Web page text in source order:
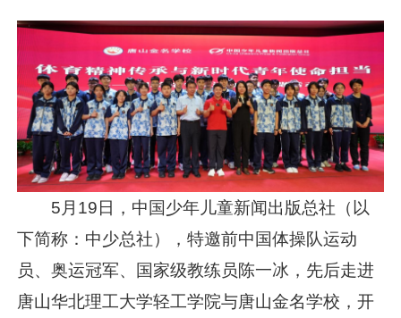
5月19日，中国少年儿童新闻出版总社（以
下简称：中少总社），特邀前中国体操队运动
员、奥运冠军、国家级教练员陈一冰，先后走进
唐山华北理工大学轻工学院与唐山金名学校，开